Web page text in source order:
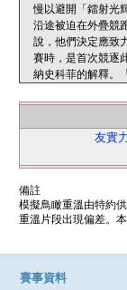
慢以避開「鐳射光
沿途被迫在外疊競
說，他們決定應致
賽時，是首次競逐
納史科菲的解釋。
友實力
備註
模擬鳥瞰重溫由特約
重溫片段出現偏差。
賽事資料